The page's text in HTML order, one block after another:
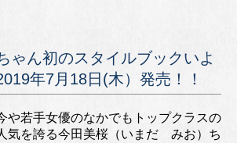
ゃん初のスタイルブックいよ
年7月18日(木）発売！！
や若手女優のなかでもトップクラスの
気を誇る今田美桜（いまだ みお）ち